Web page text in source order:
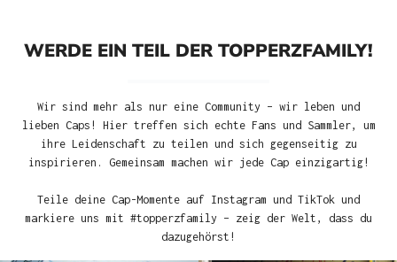
WERDE EIN TEIL DER TOPPERZFAMILY!
Wir sind mehr als nur eine Community – wir leben und
lieben Caps! Hier treffen sich echte Fans und Sammler, um
ihre Leidenschaft zu teilen und sich gegenseitig zu
inspirieren. Gemeinsam machen wir jede Cap einzigartig!
Teile deine Cap-Momente auf Instagram und TikTok und
markiere uns mit #topperzfamily – zeig der Welt, dass du
dazugehörst!